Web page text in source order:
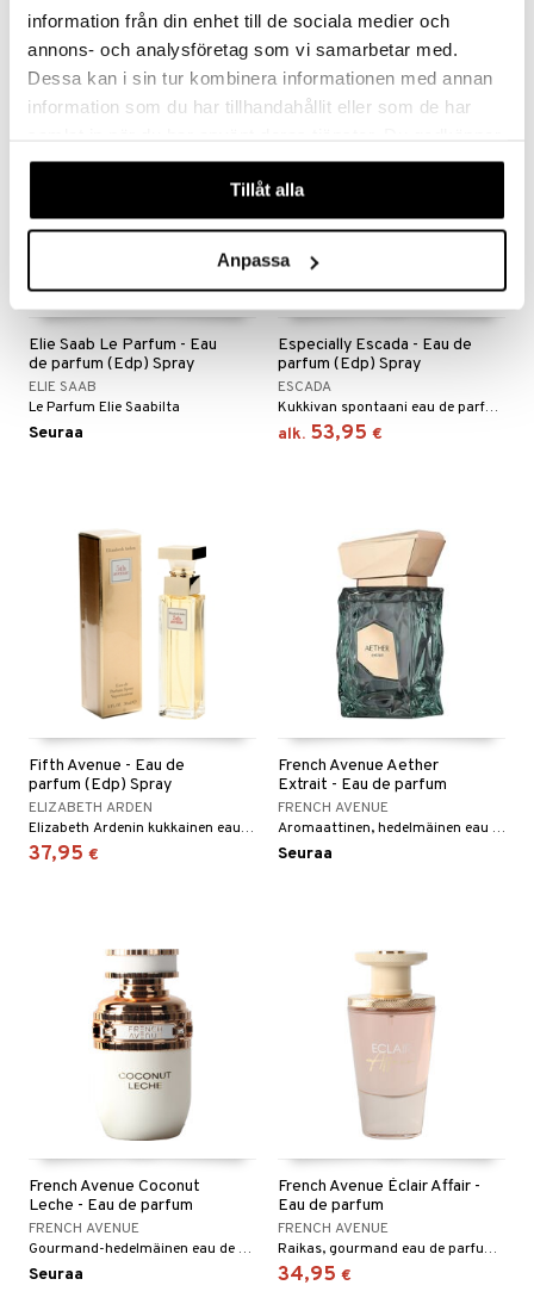
information från din enhet till de sociala medier och
annons- och analysföretag som vi samarbetar med.
Dessa kan i sin tur kombinera informationen med annan
information som du har tillhandahållit eller som de har
våra cookies vid fortsatt användande av vår webbplats.
Tillåt alla
Anpassa
alk.35,95 € alk.40,95 €
Elie Saab Le Parfum - Eau
de parfum (Edp) Spray
ELIE SAAB
Le Parfum Elie Saabilta
Seuraa
lahja!
Especially Escada - Eau de
parfum (Edp) Spray
ESCADA
Kukkivan spontaani eau de parfum Escadalta
alk. 53,95 €
Fifth Avenue - Eau de
parfum (Edp) Spray
ELIZABETH ARDEN
Elizabeth Ardenin kukkainen eau de parfum
37,95 €
French Avenue Aether
Extrait - Eau de parfum
FRENCH AVENUE
Aromaattinen, hedelmäinen eau de parfum sekä hänelle että hänelle.
Seuraa
French Avenue Coconut
Leche - Eau de parfum
FRENCH AVENUE
Gourmand-hedelmäinen eau de parfum French Avenuelta
Seuraa
French Avenue Éclair Affair -
Eau de parfum
FRENCH AVENUE
Raikas, gourmand eau de parfum sekä hänelle että hänelle.
34,95 €